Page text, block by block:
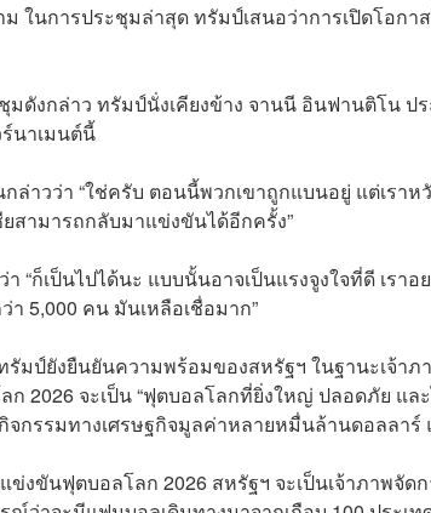
ม ในการประชุมล่าสุด ทรัมป์เสนอว่าการเปิดโอก
มดังกล่าว ทรัมป์นั่งเคียงข้าง จานนี อินฟานติโน
นาเมนต์นี้
ล่าวว่า “ใช่ครับ ตอนนี้พวกเขาถูกแบนอยู่ แต่เรา
ยสามารถกลับมาแข่งขันได้อีกครั้ง”
า “ก็เป็นไปได้นะ แบบนั้นอาจเป็นแรงจูงใจที่ดี เร
า 5,000 คน มันเหลือเชื่อมาก”
มป์ยังยืนยันความพร้อมของสหรัฐฯ ในฐานะเจ้าภ
ก 2026 จะเป็น “ฟุตบอลโลกที่ยิ่งใหญ่ ปลอดภัย แ
จกรรมทางเศรษฐกิจมูลค่าหลายหมื่นล้านดอลลา
ข่งขันฟุตบอลโลก 2026 สหรัฐฯ จะเป็นเจ้าภาพจั